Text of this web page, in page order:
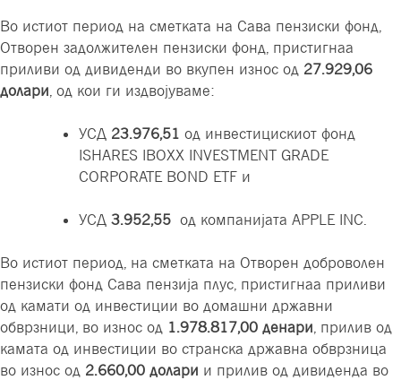
Во истиот период на сметката на Сава пензиски фонд,
Отворен задолжителен пензиски фонд, пристигнаа
приливи од дивиденди во вкупен износ од 27.929,06
долари, од кои ги издвојуваме:
УСД 23.976,51 од инвестицискиот фонд
ISHARES IBOXX INVESTMENT GRADE
CORPORATE BOND ETF и
УСД 3.952,55 од компанијата APPLE INC.
Во истиот период, на сметката на Отворен доброволен
пензиски фонд Сава пензија плус, пристигнаа приливи
од камати од инвестиции во домашни државни
обврзници, во износ од 1.978.817,00 денари, прилив од
каматa од инвестиции во странска државна обврзница
во износ од 2.660,00 долари и прилив од дивиденда во